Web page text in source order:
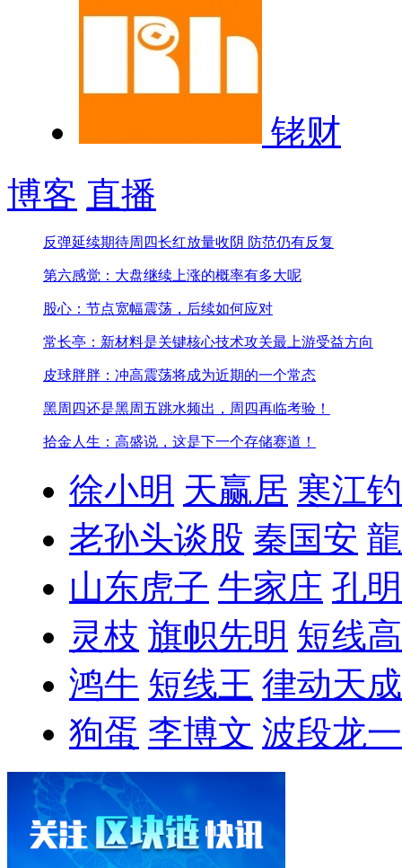
铑财
博客 直播
反弹延续期待周四长红放量收阴 防范仍有反复
第六感觉：大盘继续上涨的概率有多大呢
股心：节点宽幅震荡，后续如何应对
常长亭：新材料是关键核心技术攻关最上游受益方向
皮球胖胖：冲高震荡将成为近期的一个常态
黑周四还是黑周五跳水频出，周四再临考验！
拾金人生：高盛说，这是下一个存储赛道！
徐小明 天赢居 寒江
老孙头谈股 秦国安
山东虎子 牛家庄 孔
灵枝 旗帜先明 短线
鸿牛 短线王 律动天成
狗蛋 李博文 波段龙一